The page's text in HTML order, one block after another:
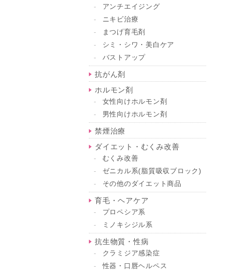
アンチエイジング
ニキビ治療
まつげ育毛剤
シミ・シワ・美白ケア
バストアップ
抗がん剤
ホルモン剤
女性向けホルモン剤
男性向けホルモン剤
禁煙治療
ダイエット・むくみ改善
むくみ改善
ゼニカル系(脂質吸収ブロック)
その他のダイエット商品
育毛・ヘアケア
プロペシア系
ミノキシジル系
抗生物質・性病
クラミジア感染症
性器・口唇ヘルペス